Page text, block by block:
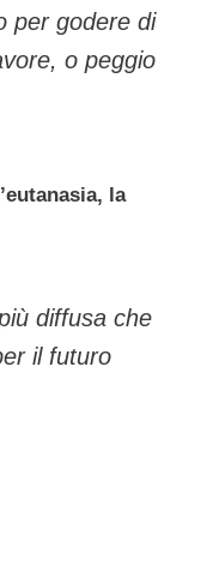
per godere di
o peggio
la
diffusa che
il futuro